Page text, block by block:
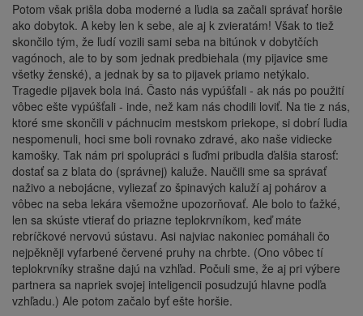
Potom však prišla doba moderné a ľudia sa začali správať horšie
ako dobytok. A keby len k sebe, ale aj k zvieratám! Však to tiež
skončilo tým, že ľudí vozili sami seba na bitúnok v dobytčích
vagónoch, ale to by som jednak predbiehala (my pijavice sme
všetky ženské), a jednak by sa to pijavek priamo netýkalo.
Tragedie pijavek bola iná. Často nás vypúšťali - ak nás po použití
vôbec ešte vypúšťali - inde, než kam nás chodili loviť. Na tie z nás,
ktoré sme skončili v páchnucim mestskom priekope, si dobrí ľudia
nespomenuli, hoci sme boli rovnako zdravé, ako naše vidiecke
kamošky. Tak nám pri spolupráci s ľuďmi pribudla ďalšia starosť:
dostať sa z blata do (správnej) kaluže. Naučili sme sa správať
naživo a nebojácne, vyliezať zo špinavých kaluží aj pohárov a
vôbec na seba lekára všemožne upozorňovať. Ale bolo to ťažké,
len sa skúste vtierať do priazne teplokrvníkom, keď máte
rebríčkové nervovú sústavu. Asi najviac nakoniec pomáhali čo
nejpěkněji vyfarbené červené pruhy na chrbte. (Ono vôbec tí
teplokrvníky strašne dajú na vzhľad. Počuli sme, že aj pri výbere
partnera sa napriek svojej inteligencii posudzujú hlavne podľa
vzhľadu.) Ale potom začalo byť ešte horšie.